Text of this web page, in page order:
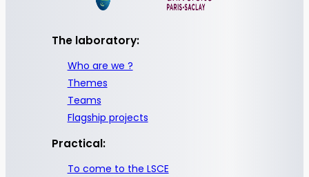
The laboratory:
Who are we ?
Themes
Teams
Flagship projects
Practical:
To come to the LSCE